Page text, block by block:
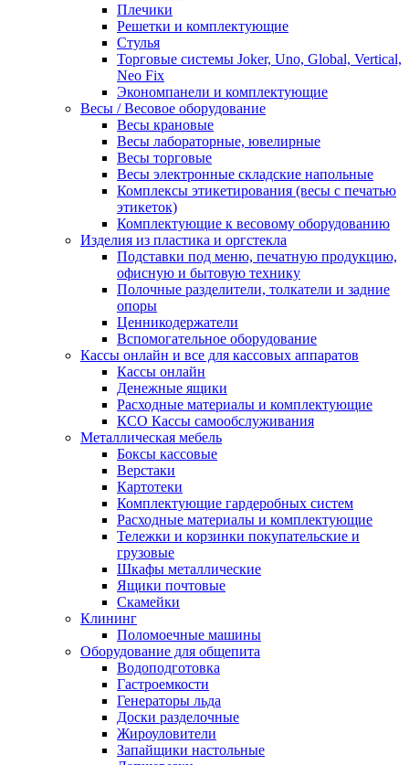
Плечики
Решетки и комплектующие
Стулья
Торговые системы Joker, Uno, Global, Vertical,
Neo Fix
Экономпанели и комплектующие
Весы / Весовое оборудование
Весы крановые
Весы лабораторные, ювелирные
Весы торговые
Весы электронные складские напольные
Комплексы этикетирования (весы с печатью
этикеток)
Комплектующие к весовому оборудованию
Изделия из пластика и оргстекла
Подставки под меню, печатную продукцию,
офисную и бытовую технику
Полочные разделители, толкатели и задние
опоры
Ценникодержатели
Вспомогательное оборудование
Кассы онлайн и все для кассовых аппаратов
Кассы онлайн
Денежные ящики
Расходные материалы и комплектующие
КСО Кассы самообслуживания
Металлическая мебель
Боксы кассовые
Верстаки
Картотеки
Комплектующие гардеробных систем
Расходные материалы и комплектующие
Тележки и корзинки покупательские и
грузовые
Шкафы металлические
Ящики почтовые
Скамейки
Клининг
Поломоечные машины
Оборудование для общепита
Водоподготовка
Гастроемкости
Генераторы льда
Доски разделочные
Жироуловители
Запайщики настольные